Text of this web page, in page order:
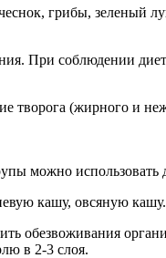
грибы, зеленый
При соблюдении
творога (жирного и
можно использовать
кашу, овсяную кашу.
обезвоживания
в 2-3 слоя.